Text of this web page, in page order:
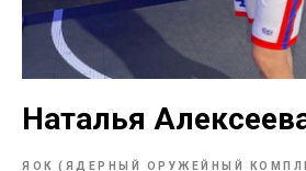
Наталья
ЯОК (ЯДЕРНЫЙ ОРУЖЕЙНЫЙ